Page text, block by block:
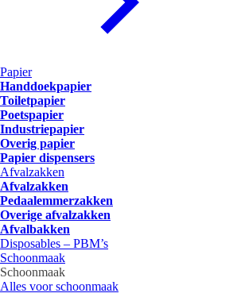
Papier
Handdoekpapier
Toiletpapier
Poetspapier
Industriepapier
Overig papier
Papier dispensers
Afvalzakken
Afvalzakken
Pedaalemmerzakken
Overige afvalzakken
Afvalbakken
Disposables – PBM’s
Schoonmaak
Schoonmaak
Alles voor schoonmaak